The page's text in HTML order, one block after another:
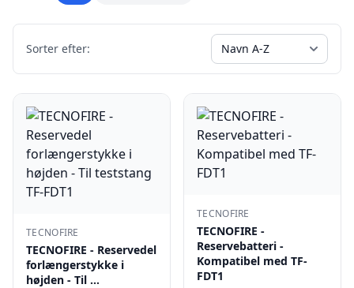
Sorter efter:
TECNOFIRE
TECNOFIRE - Reservedel
forlængerstykke i
højden - Til …
TECNOFIRE
TECNOFIRE -
Reservebatteri -
Kompatibel med TF-
FDT1